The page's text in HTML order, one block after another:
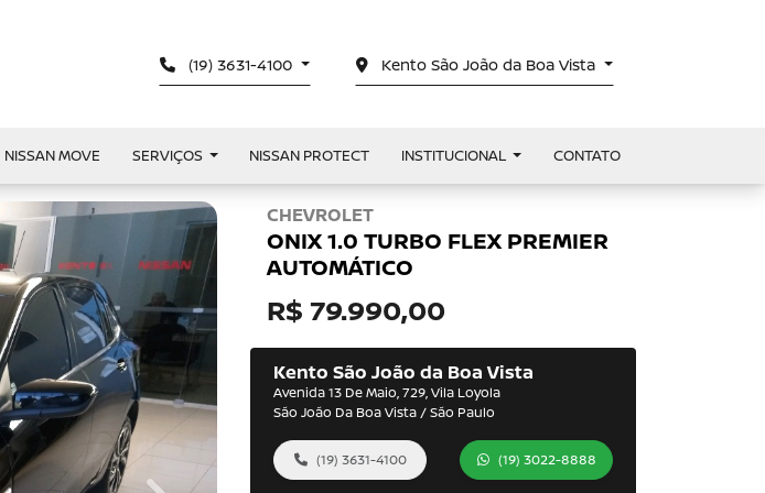
(19) 3631-4100 Kento São João da Boa Vista
NISSAN MOVE SERVIÇOS NISSAN PROTECT INSTITUCIONAL CONTATO
CHEVROLET
ONIX 1.0 TURBO FLEX PREMIER
AUTOMÁTICO
R$ 79.990,00
Kento São João da Boa Vista
Avenida 13 De Maio, 729, Vila Loyola
São João Da Boa Vista / São Paulo
(19) 3631-4100 (19) 3022-8888